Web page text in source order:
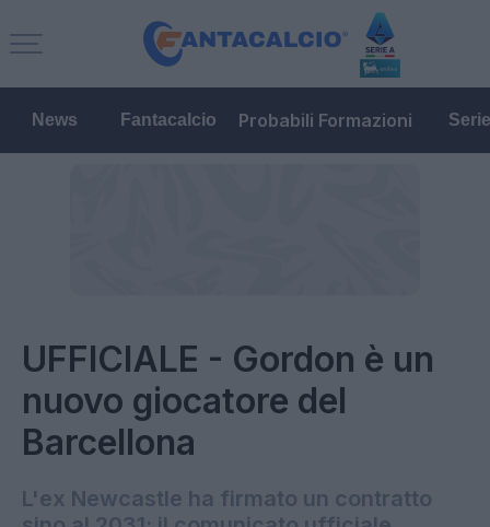
News Fantacalcio Probabili Formazioni
UFFICIALE - Gordon è un
nuovo giocatore del
Barcellona
L'ex Newcastle ha firmato un contratto